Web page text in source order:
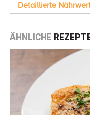
Detaillierte
ÄHNLICHE